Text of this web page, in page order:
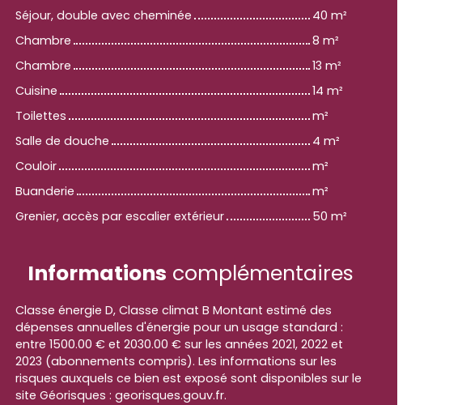
Séjour, double avec cheminée
40 m²
Chambre
8 m²
Chambre
13 m²
Cuisine
14 m²
Toilettes
m²
Salle de douche
4 m²
Couloir
m²
Buanderie
m²
Grenier, accès par escalier extérieur
50 m²
Informations complémentaires
Classe énergie D, Classe climat B Montant estimé des
dépenses annuelles d'énergie pour un usage standard :
entre 1500.00 € et 2030.00 € sur les années 2021, 2022 et
2023 (abonnements compris). Les informations sur les
risques auxquels ce bien est exposé sont disponibles sur le
site Géorisques : georisques.gouv.fr.